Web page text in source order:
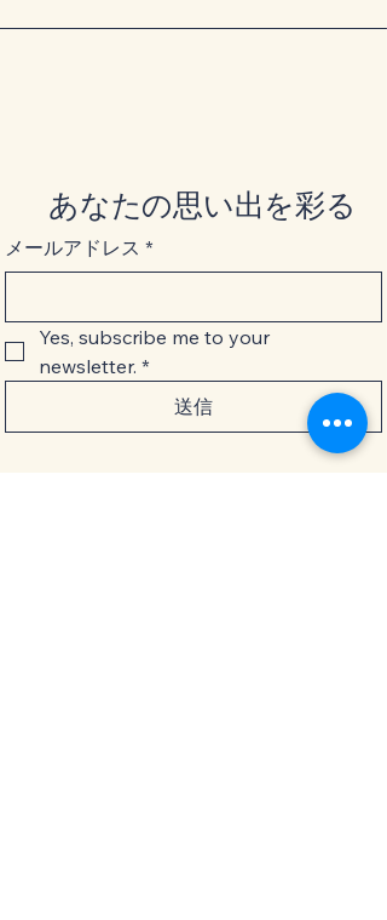
あなたの思い出を彩る
メールアドレス *
Yes, subscribe me to your
newsletter. *
送信